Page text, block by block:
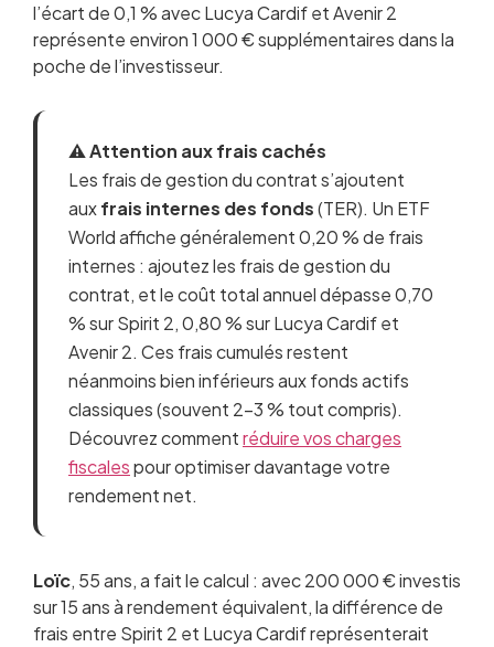
l’écart de 0,1 % avec Lucya Cardif et Avenir 2
représente environ 1 000 € supplémentaires dans la
poche de l’investisseur.
⚠️ Attention aux frais cachés
Les frais de gestion du contrat s’ajoutent
auxfrais internes des fonds(TER). Un ETF
World affiche généralement 0,20 % de frais
internes : ajoutez les frais de gestion du
contrat, et le coût total annuel dépasse 0,70
% sur Spirit 2, 0,80 % sur Lucya Cardif et
Avenir 2. Ces frais cumulés restent
néanmoins bien inférieurs aux fonds actifs
classiques (souvent 2–3 % tout compris).
Découvrez commentréduire vos charges
fiscalespour optimiser davantage votre
rendement net.
Loïc, 55 ans, a fait le calcul : avec 200 000 € investis
sur 15 ans à rendement équivalent, la différence de
frais entre Spirit 2 et Lucya Cardif représenterait